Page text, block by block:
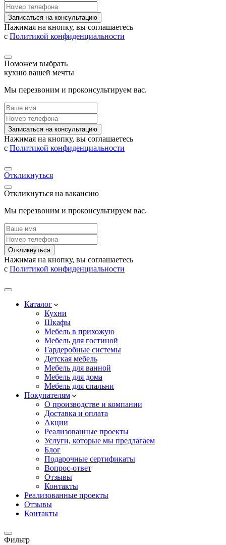
Записаться на консультацию
Нажимая на кнопку, вы соглашаетесь
с Политикой конфиденциальности
Поможем выбрать
кухню вашей мечты
Мы перезвоним и проконсультируем вас.
Записаться на консультацию
Нажимая на кнопку, вы соглашаетесь
с Политикой конфиденциальности
Откликнуться
Откликнуться на вакансию
Мы перезвоним и проконсультируем вас.
Откликнуться
Нажимая на кнопку, вы соглашаетесь
с Политикой конфиденциальности
Каталог
Кухни
Шкафы
Мебель в прихожую
Мебель для гостиной
Гардеробные системы
Детская мебель
Мебель для ванной
Мебель для дома
Мебель для спальни
Покупателям
О производстве и компании
Доставка и оплата
Акции
Реализованные проекты
Услуги, которые мы предлагаем
Блог
Подарочные сертификаты
Вопрос-ответ
Отзывы
Контакты
Реализованные проекты
Отзывы
Контакты
Фильтр